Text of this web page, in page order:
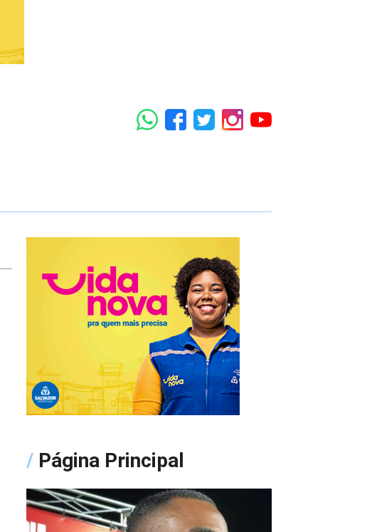
/ Página Principal